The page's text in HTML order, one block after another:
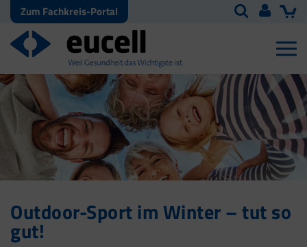
Zum Fachkreis-Portal
Outdoor-Sport im Winter – tut so
gut!